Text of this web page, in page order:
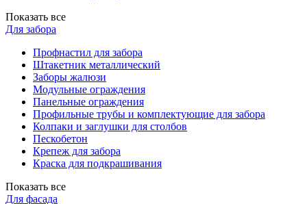
Показать все
Для забора
Профнастил для забора
Штакетник металлический
Заборы жалюзи
Модульные ограждения
Панельные ограждения
Профильные трубы и комплектующие для забора
Колпаки и заглушки для столбов
Пескобетон
Крепеж для забора
Краска для подкрашивания
Показать все
Для фасада